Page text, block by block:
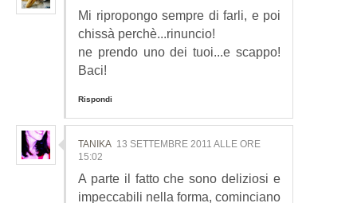
Mi ripropongo sempre di farli, e poi
chissà perchè...rinuncio!
ne prendo uno dei tuoi...e scappo!
Baci!
Rispondi
TANIKA 13 SETTEMBRE 2011 ALLE ORE
15:02
A parte il fatto che sono deliziosi e
impeccabili nella forma, cominciano